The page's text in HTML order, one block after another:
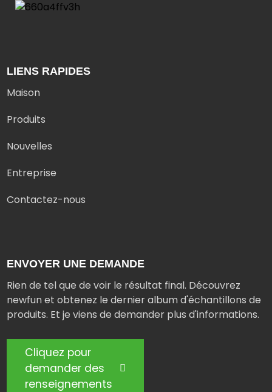
LIENS RAPIDES
Maison
Produits
Nouvelles
Entreprise
Contactez-nous
ENVOYER UNE DEMANDE
Rien de tel que de voir le résultat final. Découvrez
newfun et obtenez le dernier album d'échantillons de
produits. Et je viens de demander plus d'informations.
Cliquez pour
demander des
renseignements